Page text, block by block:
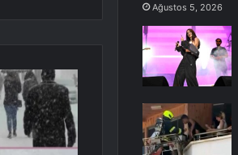
Ağustos 5, 2026